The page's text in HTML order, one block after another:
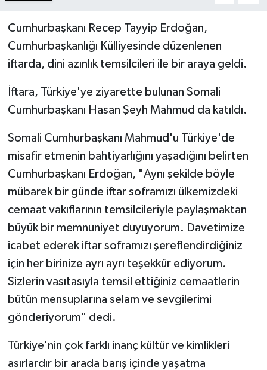
Cumhurbaşkanı Recep Tayyip Erdoğan,
Cumhurbaşkanlığı Külliyesinde düzenlenen
iftarda, dini azınlık temsilcileri ile bir araya geldi.
İftara, Türkiye'ye ziyarette bulunan Somali
Cumhurbaşkanı Hasan Şeyh Mahmud da katıldı.
Somali Cumhurbaşkanı Mahmud'u Türkiye'de
misafir etmenin bahtiyarlığını yaşadığını belirten
Cumhurbaşkanı Erdoğan, "Aynı şekilde böyle
mübarek bir günde iftar soframızı ülkemizdeki
cemaat vakıflarının temsilcileriyle paylaşmaktan
büyük bir memnuniyet duyuyorum. Davetimize
icabet ederek iftar soframızı şereflendirdiğiniz
için her birinize ayrı ayrı teşekkür ediyorum.
Sizlerin vasıtasıyla temsil ettiğiniz cemaatlerin
bütün mensuplarına selam ve sevgilerimi
gönderiyorum" dedi.
Türkiye'nin çok farklı inanç kültür ve kimlikleri
asırlardır bir arada barış içinde yaşatma